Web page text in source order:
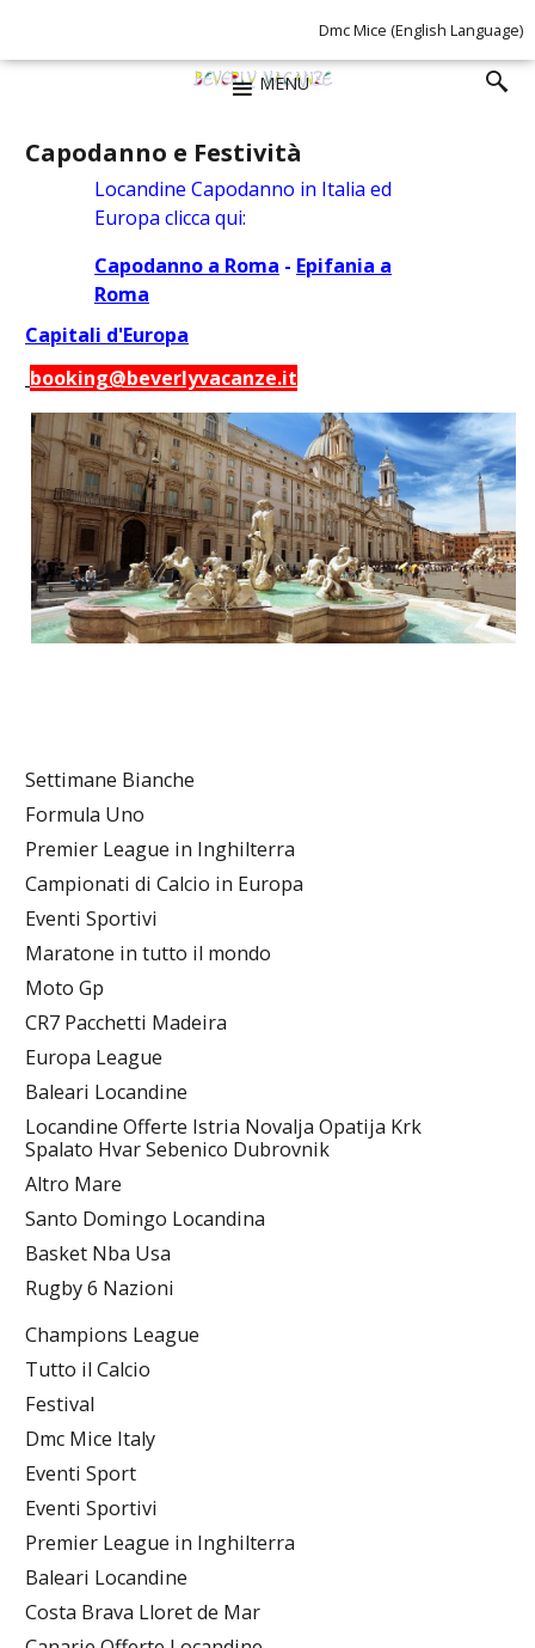
Dmc Mice (English Language)
MENU
Capodanno e Festività
Locandine Capodanno in Italia ed
Europa clicca qui:
Capodanno a Roma - Epifania a
Roma
Capitali d'Europa
booking@beverlyvacanze.it
Settimane Bianche
Formula Uno
Premier League in Inghilterra
Campionati di Calcio in Europa
Eventi Sportivi
Maratone in tutto il mondo
Moto Gp
CR7 Pacchetti Madeira
Europa League
Baleari Locandine
Locandine Offerte Istria Novalja Opatija Krk
Spalato Hvar Sebenico Dubrovnik
Altro Mare
Santo Domingo Locandina
Basket Nba Usa
Rugby 6 Nazioni
Champions League
Tutto il Calcio
Festival
Dmc Mice Italy
Eventi Sport
Eventi Sportivi
Premier League in Inghilterra
Baleari Locandine
Costa Brava Lloret de Mar